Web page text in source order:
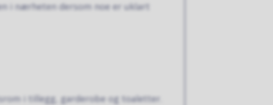
i nærheten dersom noe er uklart
i tillegg, garderobe og toaletter.